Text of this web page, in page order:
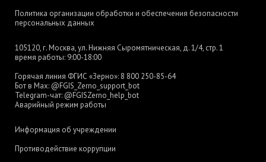
Политика организации обработки и обеспечения безопасности
персональных данных
105120, г. Москва, ул. Нижняя Сыромятническая, д. 1/4, стр. 1
время работы: 9:00-18:00
Горячая линия ФГИС «Зерно»: 8 800 250-85-64
Бот в Max: @FGIS_Zerno_support_bot
Telegram-чат: @FGISZerno_help_bot
Аварийный режим работы
Информация об учреждении
Противодействие коррупции